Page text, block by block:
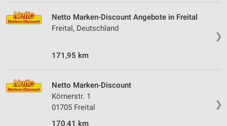
❯
Netto Marken-Discount Angebote in Freital
Freital, Deutschland
171,95 km
❯
Netto Marken-Discount
Körnerstr. 1
01705 Freital
170,41 km
Funktional